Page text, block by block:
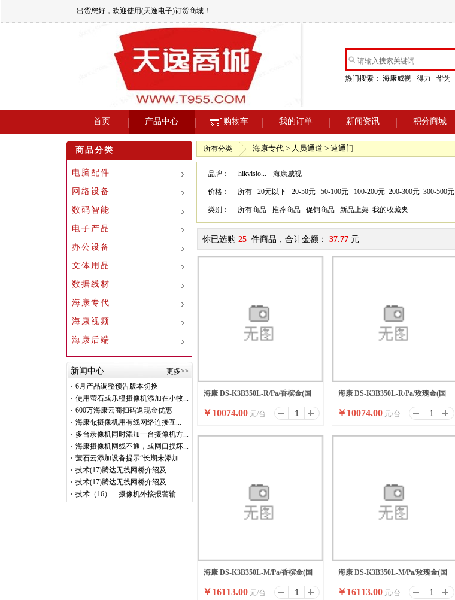
出货您好，欢迎使用(天逸电子)订货商城！
热门搜索： 海康威视 得力 华为
首页 产品中心 购物车 我的订单 新闻资讯 积分商城
商品分类
电脑配件
网络设备
数码智能
电子产品
办公设备
文体用品
数据线材
海康专代
海康视频
海康后端
新闻中心
更多>>
6月产品调整预告版本切换
使用萤石或乐橙摄像机添加在小牧...
600万海康云商扫码返现金优惠
海康4g摄像机用有线网络连接互...
多台录像机同时添加一台摄像机方...
海康摄像机网线不通，或网口损坏...
萤石云添加设备提示“长期未添加...
技术(17)腾达无线网桥介绍及...
技术(17)腾达无线网桥介绍及...
技术（16）—摄像机外接报警输...
所有分类 海康专代 > 人员通道 > 速通门
品牌： hikvisio... 海康威视
价格： 所有 20元以下 20-50元 50-100元 100-200元 200-300元 300-500元
类别： 所有商品 推荐商品 促销商品 新品上架 我的收藏夹
你已选购 25 件商品，合计金额： 37.77 元
海康 DS-K3B350L-R/Pa/香槟金(国
内标配)
￥10074.00 元/台
海康 DS-K3B350L-R/Pa/玫瑰金(国
内标配)
￥10074.00 元/台
海康 DS-K3B350L-M/Pa/香槟金(国
内标配)
￥16113.00 元/台
海康 DS-K3B350L-M/Pa/玫瑰金(国
内标配)
￥16113.00 元/台